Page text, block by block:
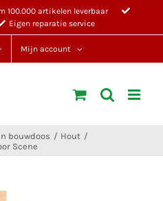
100.000 artikelen leverbaar
Eigen reparatie service
Mijn account
bouwdoos
Hout
Scene